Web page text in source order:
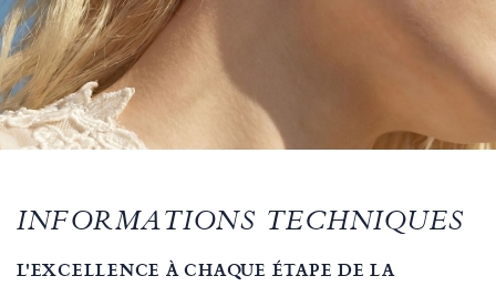
INFORMATIONS TECHNIQUES
L'EXCELLENCE À CHAQUE ÉTAPE DE LA